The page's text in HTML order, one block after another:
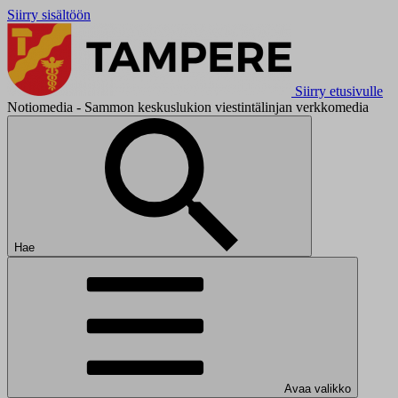
Siirry sisältöön
Siirry etusivulle
Notiomedia - Sammon keskuslukion viestintälinjan verkkomedia
Hae
Avaa valikko